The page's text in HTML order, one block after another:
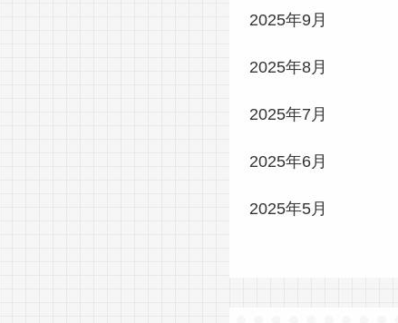
2025年9月
2025年8月
2025年7月
2025年6月
2025年5月